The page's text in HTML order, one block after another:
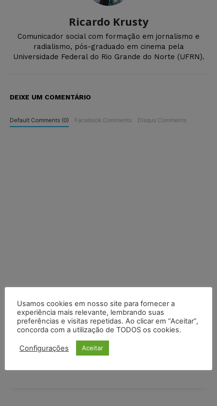
Ricardo Krusty
Comunicador social com formação em jornalismo e
radialismo, pós-graduado em cinema pela
Universidade Federal do Rio Grande do Norte (UFRN).
DEIXE UM COMENTÁRIO
Default Comments (0) Facebook Comments Disqus Comments
Usamos cookies em nosso site para fornecer a
experiência mais relevante, lembrando suas
preferências e visitas repetidas. Ao clicar em “Aceitar”,
concorda com a utilização de TODOS os cookies.
Configurações Aceitar